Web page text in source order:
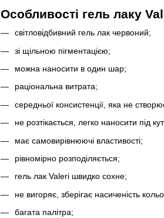
Особливості гель лаку
світловідбивний гель лак червоний;
зі щільною пігментацією;
можна наносити в один шар;
раціональна витрата;
середньої консистенції, яка не
не розтікається, легко наносити під
має самовирівнюючі властивості;
рівномірно розподіляється;
гель лак Valeri швидко сохне;
не вигоряє, зберігає насиченість
багата палітра;